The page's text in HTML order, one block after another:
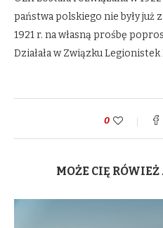
państwa polskiego nie były już
1921 r. na własną prośbę
Działała w Związku
0
MOŻE CIĘ